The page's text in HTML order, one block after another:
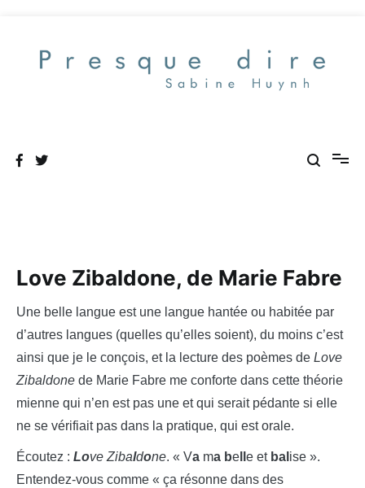
contenu
Love Zibaldone, de Marie Fabre
Une belle langue est une langue hantée ou habitée par
d’autres langues (quelles qu’elles soient), du moins c’est
ainsi que je le conçois, et la lecture des poèmes de Love
Zibaldone de Marie Fabre me conforte dans cette théorie
mienne qui n’en est pas une et qui serait pédante si elle
ne se vérifiait pas dans la pratique, qui est orale.
Écoutez : Love Zibaldone. « Va ma be e et bal ise ».
Entendez-vous comme « ça résonne dans des